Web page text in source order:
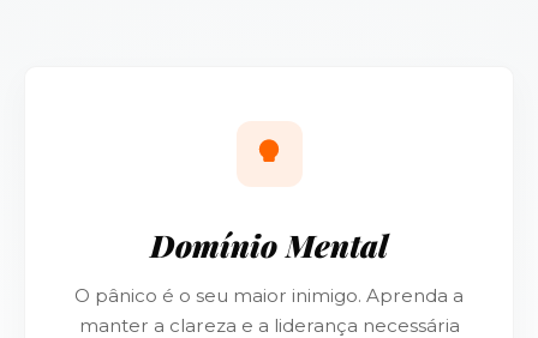
Domínio Mental
O pânico é o seu maior inimigo. Aprenda a
manter a clareza e a liderança necessária